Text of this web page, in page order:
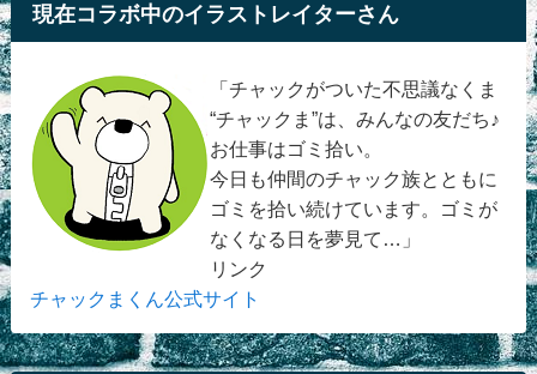
現在コラボ中のイラストレイターさん
「チャックがついた不思議なくま
“チャックま”は、みんなの友だち♪
お仕事はゴミ拾い。
今日も仲間のチャック族とともに
ゴミを拾い続けています。ゴミが
なくなる日を夢見て…」
リンク
チャックまくん公式サイト